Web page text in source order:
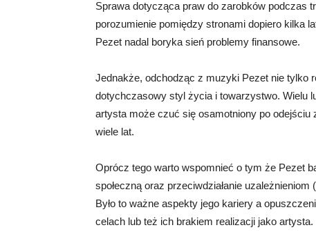
Sprawa dotycząca praw do zarobków podczas
porozumienie pomiędzy stronami dopiero kilka
Pezet nadal boryka sień problemy finansowe.
Jednakże, odchodząc z muzyki Pezet nie tylko
dotychczasowy styl życia i towarzystwo. Wielu
artysta może czuć się osamotniony po odejściu
wiele lat.
Oprócz tego warto wspomnieć o tym że Pezet
społeczną oraz przeciwdziałanie
Było to ważne aspekty jego kariery a
celach lub też ich brakiem realizacji jako artysta.